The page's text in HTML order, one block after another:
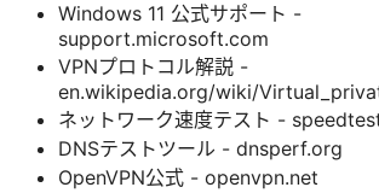
Windows 11 公式サポート -
support.microsoft.com
VPNプロトコル解説 -
en.wikipedia.org/wiki/
ネットワーク速度テスト -
DNSテストツール - dnsperf.org
OpenVPN公式 - openvpn.net